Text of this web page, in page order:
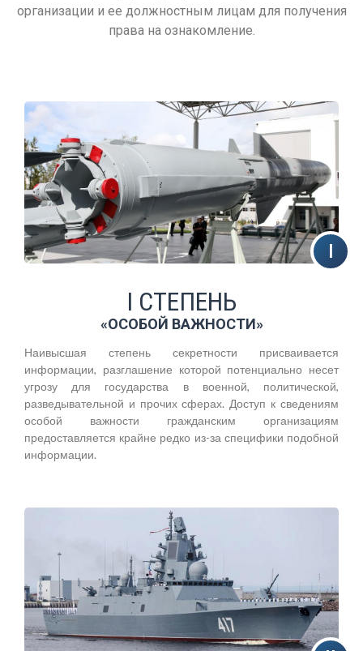
организации и ее должностным лицам для получения
права на ознакомление.
I СТЕПЕНЬ
«ОСОБОЙ ВАЖНОСТИ»
Наивысшая степень секретности присваивается
информации, разглашение которой потенциально несет
угрозу для государства в военной, политической,
разведывательной и прочих сферах. Доступ к сведениям
особой важности гражданским организациям
предоставляется крайне редко из-за специфики подобной
информации.